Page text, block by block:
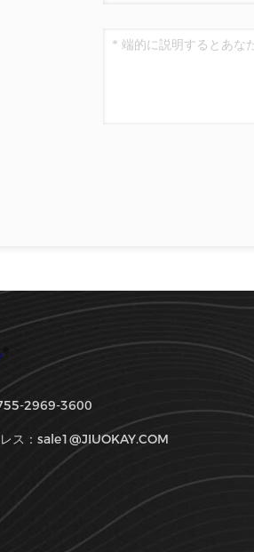
2969-3600
ス：sale1@JIUOKAY.COM